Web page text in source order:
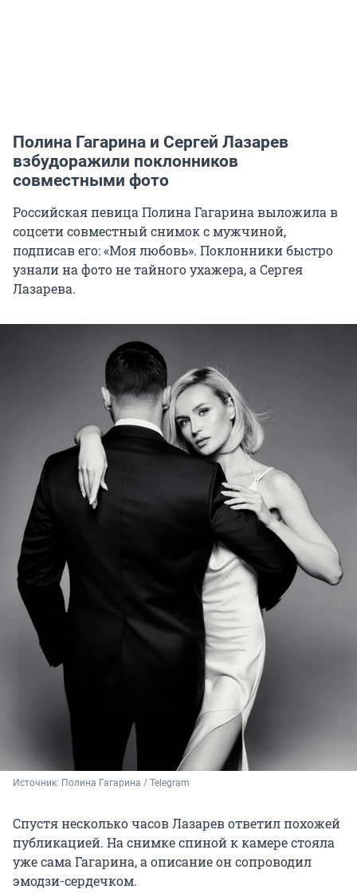
Полина Гагарина и Сергей Лазарев
взбудоражили поклонников
совместными фото
Российская певица Полина Гагарина выложила в
соцсети совместный снимок с мужчиной,
подписав его: «Моя любовь». Поклонники быстро
узнали на фото не тайного ухажера, а Сергея
Лазарева.
Источник: Полина Гагарина / Telegram
Спустя несколько часов Лазарев ответил похожей
публикацией. На снимке спиной к камере стояла
уже сама Гагарина, а описание он сопроводил
эмодзи-сердечком.